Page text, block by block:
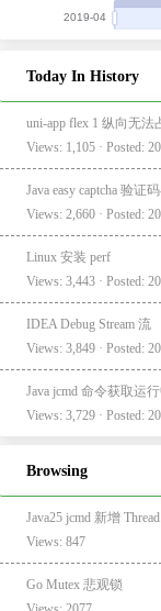
Today In History
uni-app flex 1 纵向无法
Views: 1,105 · Posted:
Java easy captcha 验证
Views: 2,660 · Posted:
Linux 安装 perf
Views: 3,443 · Posted:
IDEA Debug Stream 流
Views: 3,849 · Posted:
Java jcmd 命令获取运
Views: 3,729 · Posted:
Browsing
Java25 jcmd 新增
Views: 847
Go Mutex 悲观锁